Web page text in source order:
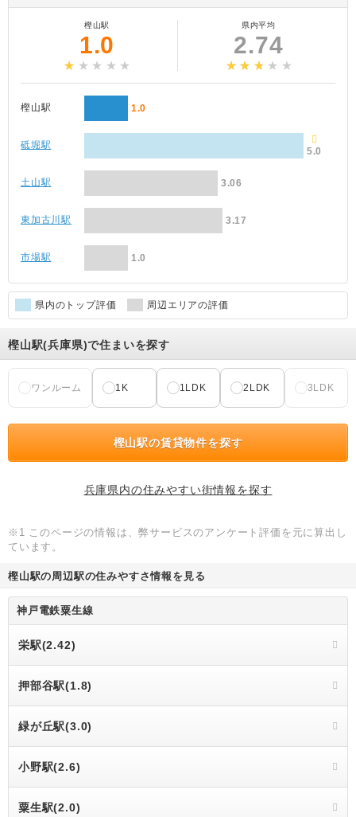
樫山駅
1.0
県内平均
2.74
樫山駅 1.0
砥堀駅
5.0
土山駅 3.06
東加古川駅 3.17
市場駅 1.0
県内のトップ評価 周辺エリアの評価
樫山駅(兵庫県)で住まいを探す
ワンルーム 1K 1LDK 2LDK 3LDK
樫山駅の賃貸物件を探す
兵庫県内の住みやすい街情報を探す
※1 このページの情報は、弊サービスのアンケート評価を元に算出し
ています。
樫山駅の周辺駅の住みやすさ情報を見る
神戸電鉄粟生線
栄駅(2.42)
押部谷駅(1.8)
緑が丘駅(3.0)
小野駅(2.6)
粟生駅(2.0)